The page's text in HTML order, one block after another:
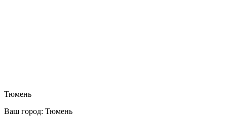
Тюмень
Ваш город: Тюмень